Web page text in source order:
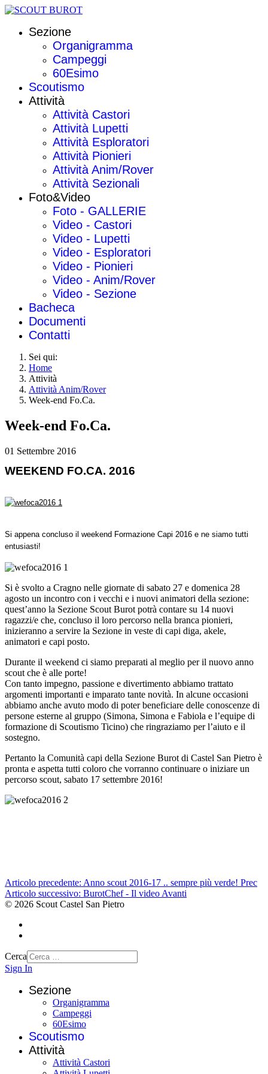
Sezione
Organigramma
Campeggi
60Esimo
Scoutismo
Attività
Attività Castori
Attività Lupetti
Attività Esploratori
Attività Pionieri
Attività Anim/Rover
Attività Sezionali
Foto&Video
Foto - GALLERIE
Video - Castori
Video - Lupetti
Video - Esploratori
Video - Pionieri
Video - Anim/Rover
Video - Sezione
Bacheca
Documenti
Contatti
Sei qui:
Home
Attività
Attività Anim/Rover
Week-end Fo.Ca.
Week-end Fo.Ca.
01 Settembre 2016
WEEKEND FO.CA. 2016
Si appena concluso il weekend Formazione Capi 2016 e ne siamo tutti
entusiasti!
Si è svolto a Cragno nelle giornate di sabato 27 e domenica 28
agosto un incontro con i vecchi e i nuovi animatori della sezione:
quest’anno la Sezione Scout Burot potrà contare su 14 nuovi
ragazzi/e che, concluso il loro percorso nella branca pionieri,
inizieranno a servire la Sezione in veste di capi diga, akele,
animatori e capi posto.
Durante il weekend ci siamo preparati al meglio per il nuovo anno
scout che è alle porte!
Con tanto impegno, passione e divertimento abbiamo trattato
argomenti importanti e imparato tante novità. In alcune occasioni
abbiamo anche avuto modo di poter beneficiare delle conoscenze di
persone esterne al gruppo (Simona, Simona e Fabiola e l’equipe di
formazione di Scoutismo Ticino) che ringraziamo per l’aiuto e il
sostegno.
Pertanto la Comunità capi della Sezione Burot di Castel San Pietro è
pronta e aspetta tutti coloro che vorranno continuare o iniziare un
percorso scout, sabato 17 settembre 2016!
Articolo precedente: Anno scout 2016-17 .. sempre più verde! Prec
Articolo successivo: BurotChef - Il video Avanti
© 2026 Scout Castel San Pietro
Cerca
Sign In
Sezione
Organigramma
Campeggi
60Esimo
Scoutismo
Attività
Attività Castori